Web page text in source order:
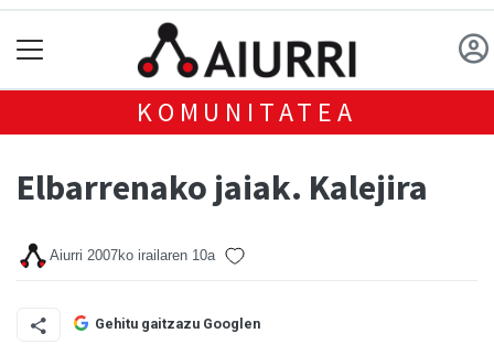
KOMUNITATEA
Elbarrenako jaiak. Kalejira
Aiurri 2007ko irailaren 10a
Gehitu gaitzazu Googlen